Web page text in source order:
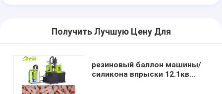
Получить Лучшую Цену Для
резиновый баллон машины/
силикона впрыски 12.1кв